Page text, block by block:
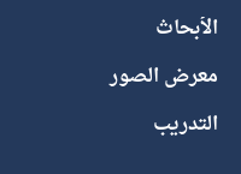
الأبحاث
معرض الصور
التدريب